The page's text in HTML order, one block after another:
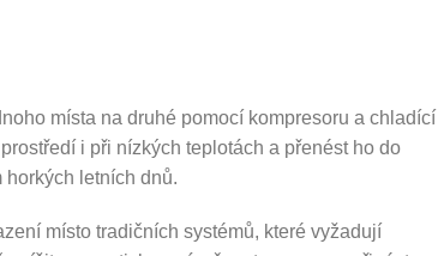
místa na druhé pomocí kompresoru a chladící
i při nízkých teplotách a přenést ho do
letních dnů.
místo tradičních systémů, které vyžadují